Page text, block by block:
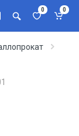
0 0